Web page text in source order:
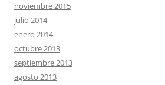
noviembre 2015
julio 2014
enero 2014
octubre 2013
septiembre 2013
agosto 2013